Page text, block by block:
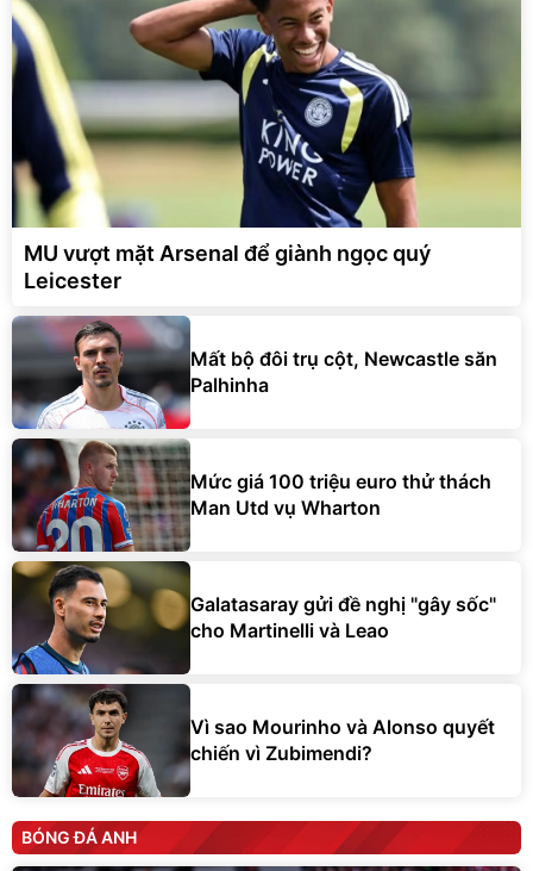
MU vượt mặt Arsenal để giành ngọc quý
Leicester
Mất bộ đôi trụ cột, Newcastle săn
Palhinha
Mức giá 100 triệu euro thử thách
Man Utd vụ Wharton
Galatasaray gửi đề nghị "gây sốc"
cho Martinelli và Leao
Vì sao Mourinho và Alonso quyết
chiến vì Zubimendi?
BÓNG ĐÁ ANH